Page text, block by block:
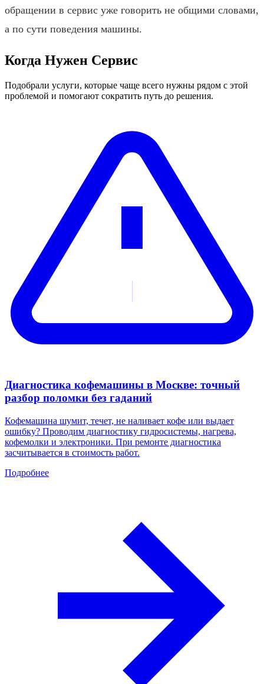
обращении в сервис уже говорить не общими словами,
а по сути поведения машины.
Когда Нужен Сервис
Подобрали услуги, которые чаще всего нужны рядом с этой
проблемой и помогают сократить путь до решения.
Диагностика кофемашины в Москве: точный
разбор поломки без гаданий
Кофемашина шумит, течет, не наливает кофе или выдает
ошибку? Проводим диагностику гидросистемы, нагрева,
кофемолки и электроники. При ремонте диагностика
засчитывается в стоимость работ.
Подробнее